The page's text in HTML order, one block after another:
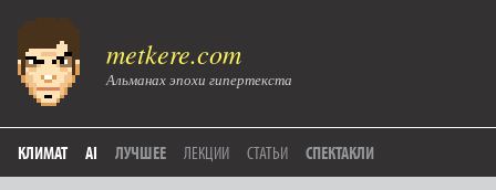
metkere.com
Альманах эпохи гипертекста
КЛИМАТ AI ЛУЧШЕЕ ЛЕКЦИИ СТАТЬИ СПЕКТАКЛИ